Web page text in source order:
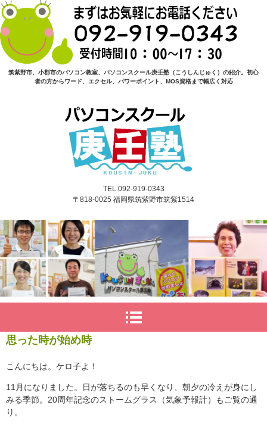
筑紫野市、小郡市のパソコン教室、パソコンスクール庚壬塾（こうしんじゅく）の紹介。初心
者の方からワード、エクセル、パワーポイント、MOS資格まで幅広く対応
TEL.092-919-0343
〒818-0025 福岡県筑紫野市筑紫1514
思った時が始め時
こんにちは。ケロ子よ！
11月になりました。日が落ちるのも早くなり、朝夕の冷えが身にし
みる季節。20周年記念のストームグラス（気象予報計）もご覧の通
り。